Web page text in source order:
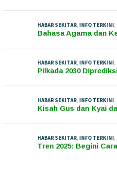
HABAR SEKITAR, INFO TERKINI,
Bahasa Agama dan
HABAR SEKITAR, INFO TERKINI,
Pilkada 2030
HABAR SEKITAR, INFO TERKINI,
Kisah Gus dan Kyai
HABAR SEKITAR, INFO TERKINI,
Tren 2025: Begini